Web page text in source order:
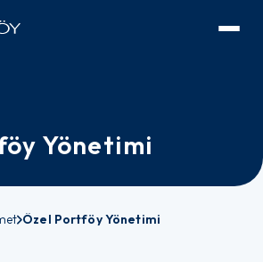
Yönetimi
Özel Portföy Yönetimi